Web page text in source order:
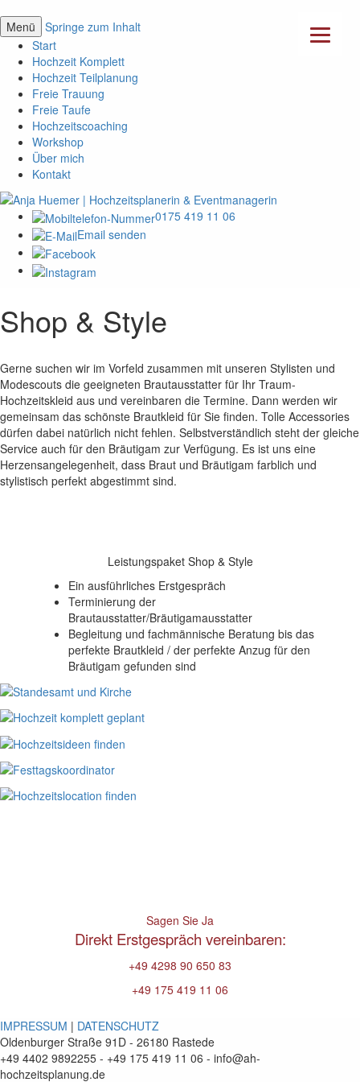
Menü
Springe zum Inhalt
Start
Hochzeit Komplett
Hochzeit Teilplanung
Freie Trauung
Freie Taufe
Hochzeitscoaching
Workshop
Über mich
Kontakt
0175 419 11 06
Email senden
Shop & Style
Gerne suchen wir im Vorfeld zusammen mit unseren Stylisten und
Modescouts die geeigneten Brautausstatter für Ihr Traum-
Hochzeitskleid aus und vereinbaren die Termine. Dann werden wir
gemeinsam das schönste Brautkleid für Sie finden. Tolle Accessories
dürfen dabei natürlich nicht fehlen. Selbstverständlich steht der gleiche
Service auch für den Bräutigam zur Verfügung. Es ist uns eine
Herzensangelegenheit, dass Braut und Bräutigam farblich und
stylistisch perfekt abgestimmt sind.
Leistungspaket Shop & Style
Ein ausführliches Erstgespräch
Terminierung der
Brautausstatter/Bräutigamausstatter
Begleitung und fachmännische Beratung bis das
perfekte Brautkleid / der perfekte Anzug für den
Bräutigam gefunden sind
Sagen Sie Ja
Direkt Erstgespräch vereinbaren:
+49 4298 90 650 83
+49 175 419 11 06
IMPRESSUM | DATENSCHUTZ
Oldenburger Straße 91D - 26180 Rastede
+49 4402 9892255 - +49 175 419 11 06 - info@ah-
hochzeitsplanung.de